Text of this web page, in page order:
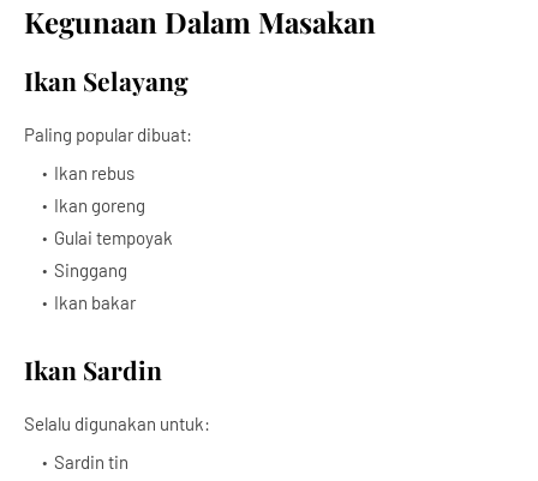
Kegunaan Dalam Masakan
Ikan Selayang
Paling popular dibuat:
Ikan rebus
Ikan goreng
Gulai tempoyak
Singgang
Ikan bakar
Ikan Sardin
Selalu digunakan untuk:
Sardin tin